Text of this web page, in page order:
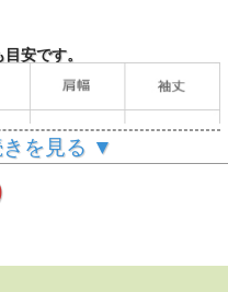
安です。
を見る ▼